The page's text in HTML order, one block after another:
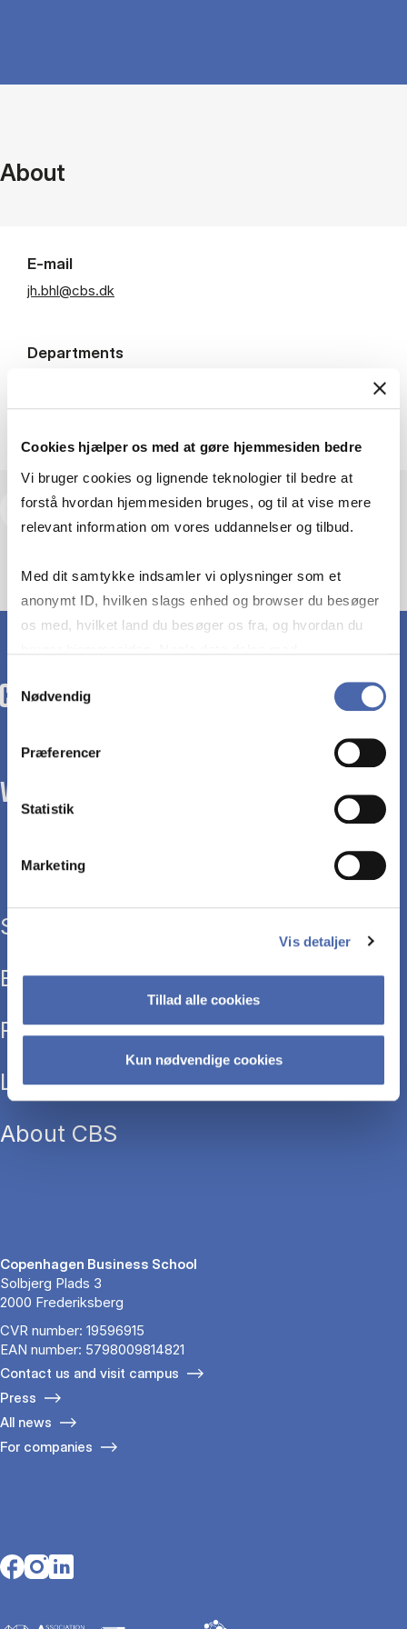
Cookies hjælper os med at gøre hjemmesiden bedre
Vi bruger cookies og lignende teknologier til bedre at
forstå hvordan hjemmesiden bruges, og til at vise mere
relevant information om vores uddannelser og tilbud.
Med dit samtykke indsamler vi oplysninger som et
anonymt ID, hvilken slags enhed og browser du besøger
os med, hvilket land du besøger os fra, og hvordan du
markedsføring. Du bestemmer selv - og kan altid trække
Nødvendig
Præferencer
Statistik
Marketing
Vis detaljer
Tillad alle cookies
Kun nødvendige cookies
About
E-mail
jh.bhl@cbs.dk
Departments
View research profile and publications
WE TRANSFORM SOCIETY WITH BUSINESS.
Study programmes
Executive education
Research
Library
About CBS
Copenhagen Business School
Solbjerg Plads 3
2000 Frederiksberg
CVR number: 19596915
EAN number: 5798009814821
Contact us and visit campus
Press
All news
For companies
Opens in a new tab
Opens in a new tab
Opens in a new tab